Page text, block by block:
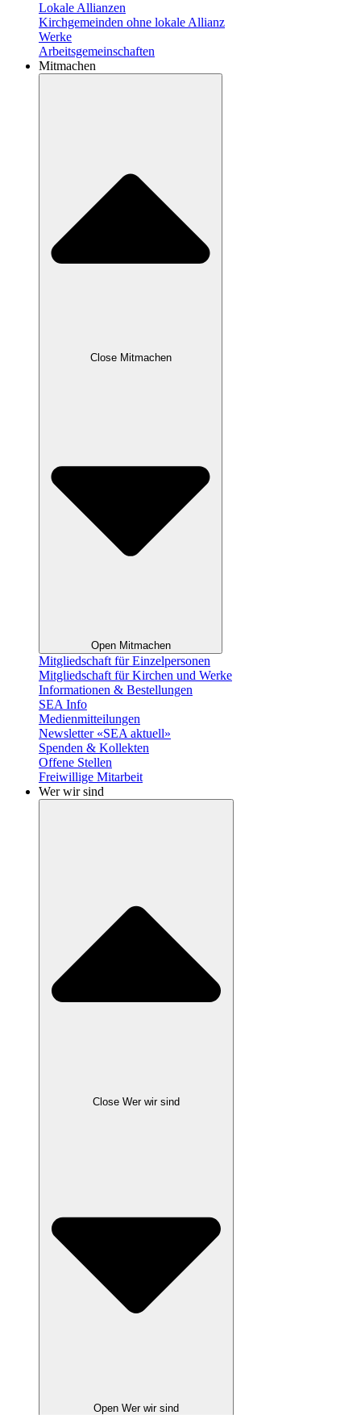
Lokale Allianzen
Kirchgemeinden ohne lokale Allianz
Werke
Arbeitsgemeinschaften
Mitmachen
Close Mitmachen
Open Mitmachen
Mitgliedschaft für Einzelpersonen
Mitgliedschaft für Kirchen und Werke
Informationen & Bestellungen
SEA Info
Medienmitteilungen
Newsletter «SEA aktuell»
Spenden & Kollekten
Offene Stellen
Freiwillige Mitarbeit
Wer wir sind
Close Wer wir sind
Open Wer wir sind